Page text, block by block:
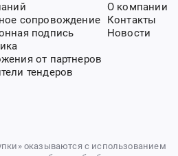
сопровождение
подпись
от партнеров
тендеров
О компании
Контакты
Новости
оказываются с использованием